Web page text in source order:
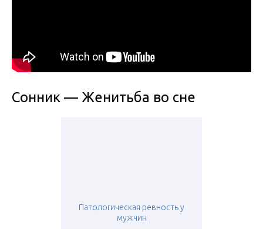
Сонник — Женитьба во сне
Патологическая ревность у
мужчин